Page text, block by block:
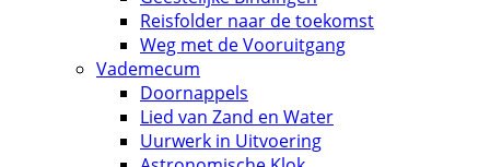
Reisfolder naar de toekomst
Weg met de Vooruitgang
Vademecum
Doornappels
Lied van Zand en Water
Uurwerk in Uitvoering